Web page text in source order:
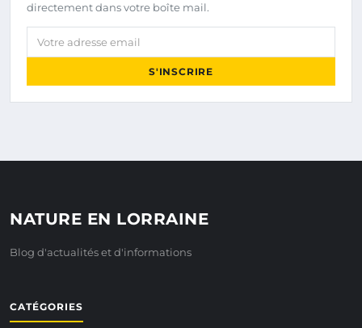
directement dans votre boîte mail.
Votre adresse email
S'INSCRIRE
NATURE EN LORRAINE
Blog d'actualités et d'informations
CATÉGORIES